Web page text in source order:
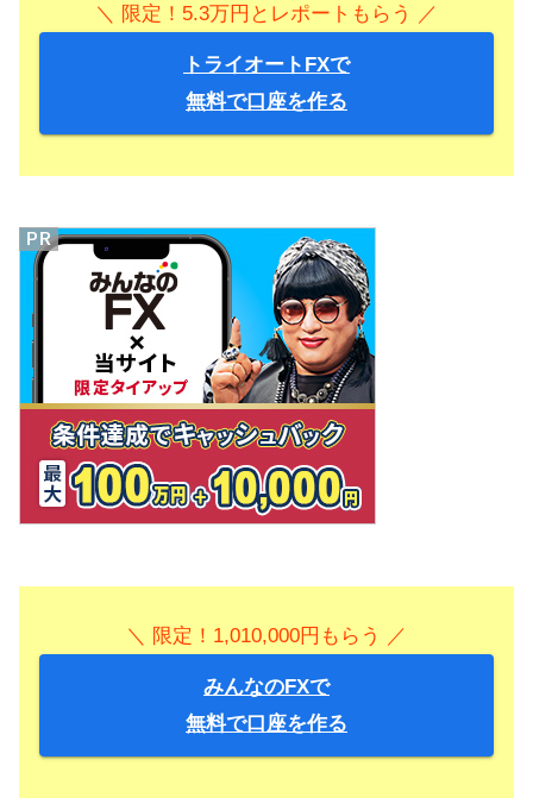
＼ 限定！5.3万円とレポートもらう ／
トライオートFXで
無料で口座を作る
＼ 限定！1,010,000円もらう ／
みんなのFXで
無料で口座を作る